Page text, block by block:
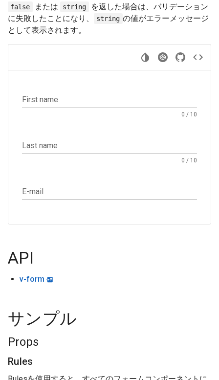
false または string
を返した場合は、バリデーション
に失敗したことになり、
string の値がエラーメッセージ
として表示されます。
First name
0 / 10
Last name
0 / 10
E-mail
API
v-form
サンプル
Props
Rules